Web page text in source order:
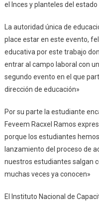
el Inces y planteles del estado
La autoridad única de
place estar en este evento,
educativa por este trabajo
entrar al campo laboral con
segundo evento en el que
dirección de educación»
Por su parte la estudiante
Feveem Racxel Ramos
porque los estudiantes
lanzamiento del proceso de
nuestros estudiantes salgan
muchas veces ya conocen»
El Instituto Nacional de